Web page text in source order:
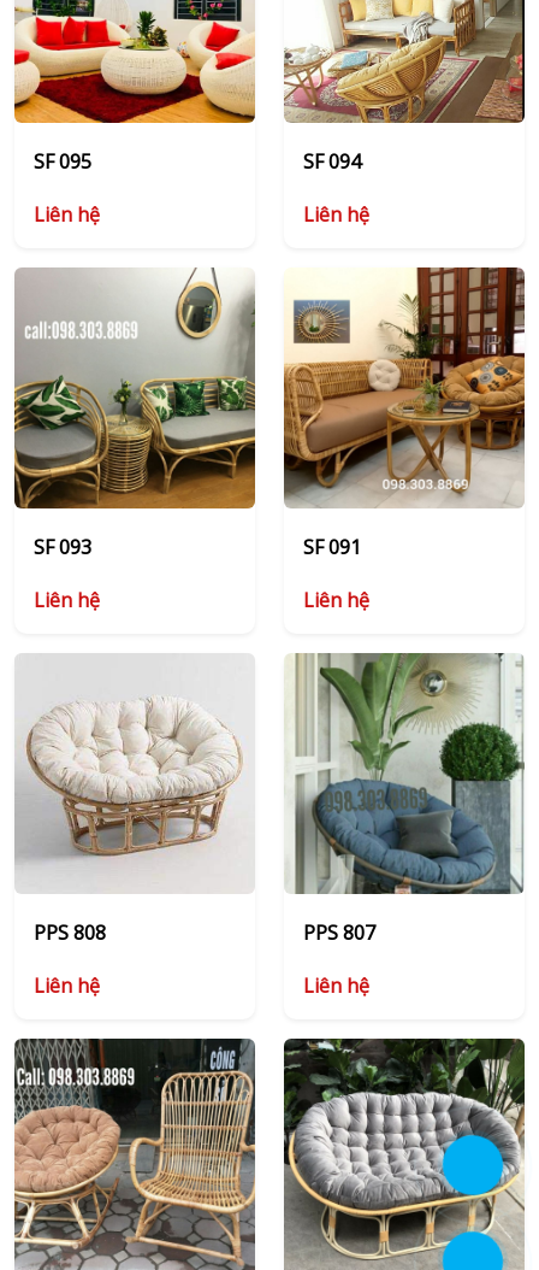
SF 095
Liên hệ
SF 094
Liên hệ
SF 093
Liên hệ
SF 091
Liên hệ
PPS 808
Liên hệ
PPS 807
Liên hệ